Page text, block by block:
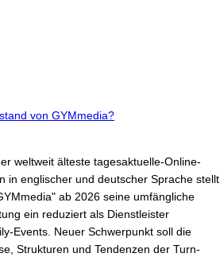
von GYMmedia?
weltweit älteste tagesaktuelle-Online-
in englischer und deutscher Sprache stellt
ab 2026 seine umfängliche
ein reduziert als Dienstleister
Events. Neuer Schwerpunkt soll die
Strukturen und Tendenzen der Turn-